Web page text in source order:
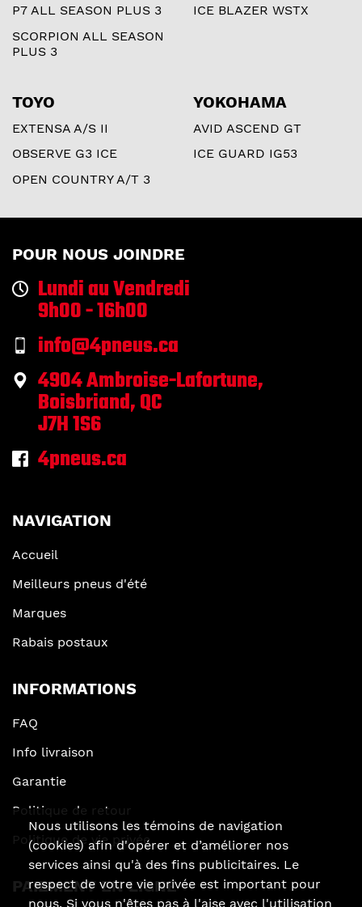
P7 ALL SEASON PLUS 3
SCORPION ALL SEASON
PLUS 3
ICE BLAZER WSTX
TOYO
EXTENSA A/S II
OBSERVE G3 ICE
OPEN COUNTRY A/T 3
YOKOHAMA
AVID ASCEND GT
ICE GUARD IG53
POUR NOUS JOINDRE
Lundi au Vendredi
9h00 - 16h00
info@4pneus.ca
4904 Ambroise-Lafortune,
Boisbriand, QC
J7H 1S6
4pneus.ca
NAVIGATION
Accueil
Meilleurs pneus d'été
Marques
Rabais postaux
INFORMATIONS
FAQ
Info livraison
Garantie
Politique de retour
Politique de vie privée
PAIEMENT EN LIGNE
Nous utilisons les témoins de navigation
(cookies) afin d'opérer et d’améliorer nos
services ainsi qu'à des fins publicitaires. Le
respect de votre vie privée est important pour
nous. Si vous n'êtes pas à l'aise avec l'utilisation